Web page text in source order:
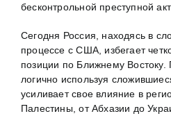
бесконтрольной преступной
Сегодня Россия, находясь в
процессе с США, избегает
позиции по Ближнему Востоку.
логично используя
усиливает свое влияние в
Палестины, от Абхазии до